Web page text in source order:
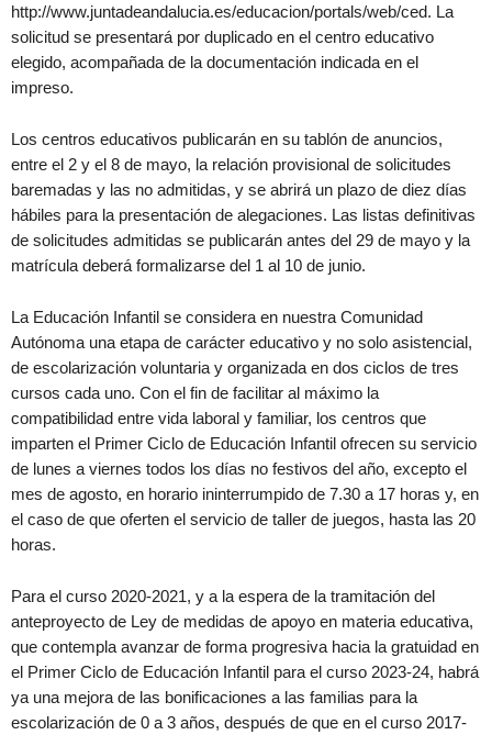
http://www.juntadeandalucia.es/educacion/portals/web/ced. La
solicitud se presentará por duplicado en el centro educativo
elegido, acompañada de la documentación indicada en el
impreso.
Los centros educativos publicarán en su tablón de anuncios,
entre el 2 y el 8 de mayo, la relación provisional de solicitudes
baremadas y las no admitidas, y se abrirá un plazo de diez días
hábiles para la presentación de alegaciones. Las listas definitivas
de solicitudes admitidas se publicarán antes del 29 de mayo y la
matrícula deberá formalizarse del 1 al 10 de junio.
La Educación Infantil se considera en nuestra Comunidad
Autónoma una etapa de carácter educativo y no solo asistencial,
de escolarización voluntaria y organizada en dos ciclos de tres
cursos cada uno. Con el fin de facilitar al máximo la
compatibilidad entre vida laboral y familiar, los centros que
imparten el Primer Ciclo de Educación Infantil ofrecen su servicio
de lunes a viernes todos los días no festivos del año, excepto el
mes de agosto, en horario ininterrumpido de 7.30 a 17 horas y, en
el caso de que oferten el servicio de taller de juegos, hasta las 20
horas.
Para el curso 2020-2021, y a la espera de la tramitación del
anteproyecto de Ley de medidas de apoyo en materia educativa,
que contempla avanzar de forma progresiva hacia la gratuidad en
el Primer Ciclo de Educación Infantil para el curso 2023-24, habrá
ya una mejora de las bonificaciones a las familias para la
escolarización de 0 a 3 años, después de que en el curso 2017-